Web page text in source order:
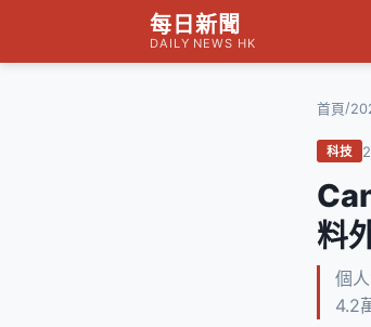
每日新聞
DAILY NEWS HK
首頁/
科技
料
個
4.2